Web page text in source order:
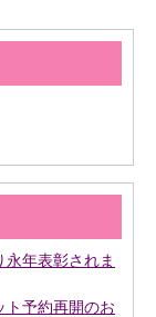
年表彰されま
ト予約再開のお